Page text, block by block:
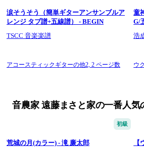
涙そうそう（簡単ギターアンサンブルア
レンジ タブ譜+五線譜） - BEGIN
TSCC 音楽楽譜
アコースティックギターの他2, 2 ページ数
童
G/
浩
ウ
音農家 遠藤まさと家の一番人気
初級
荒城の月(カラー) - 滝 廉太郎